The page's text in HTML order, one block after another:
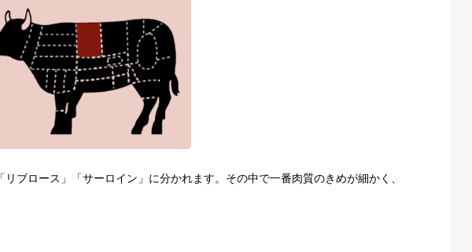
ブロース」「サーロイン」に分かれます。その中で一番肉質のきめが細かく、